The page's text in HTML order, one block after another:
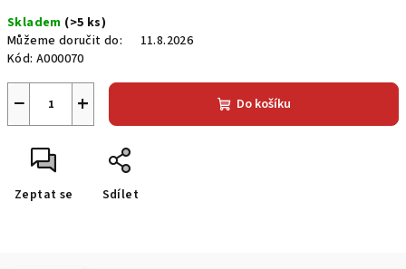
Skladem (>5 ks)
Můžeme doručit do:
11.8.2026
Kód: A000070
+
− Do košíku
Zeptat se Sdílet